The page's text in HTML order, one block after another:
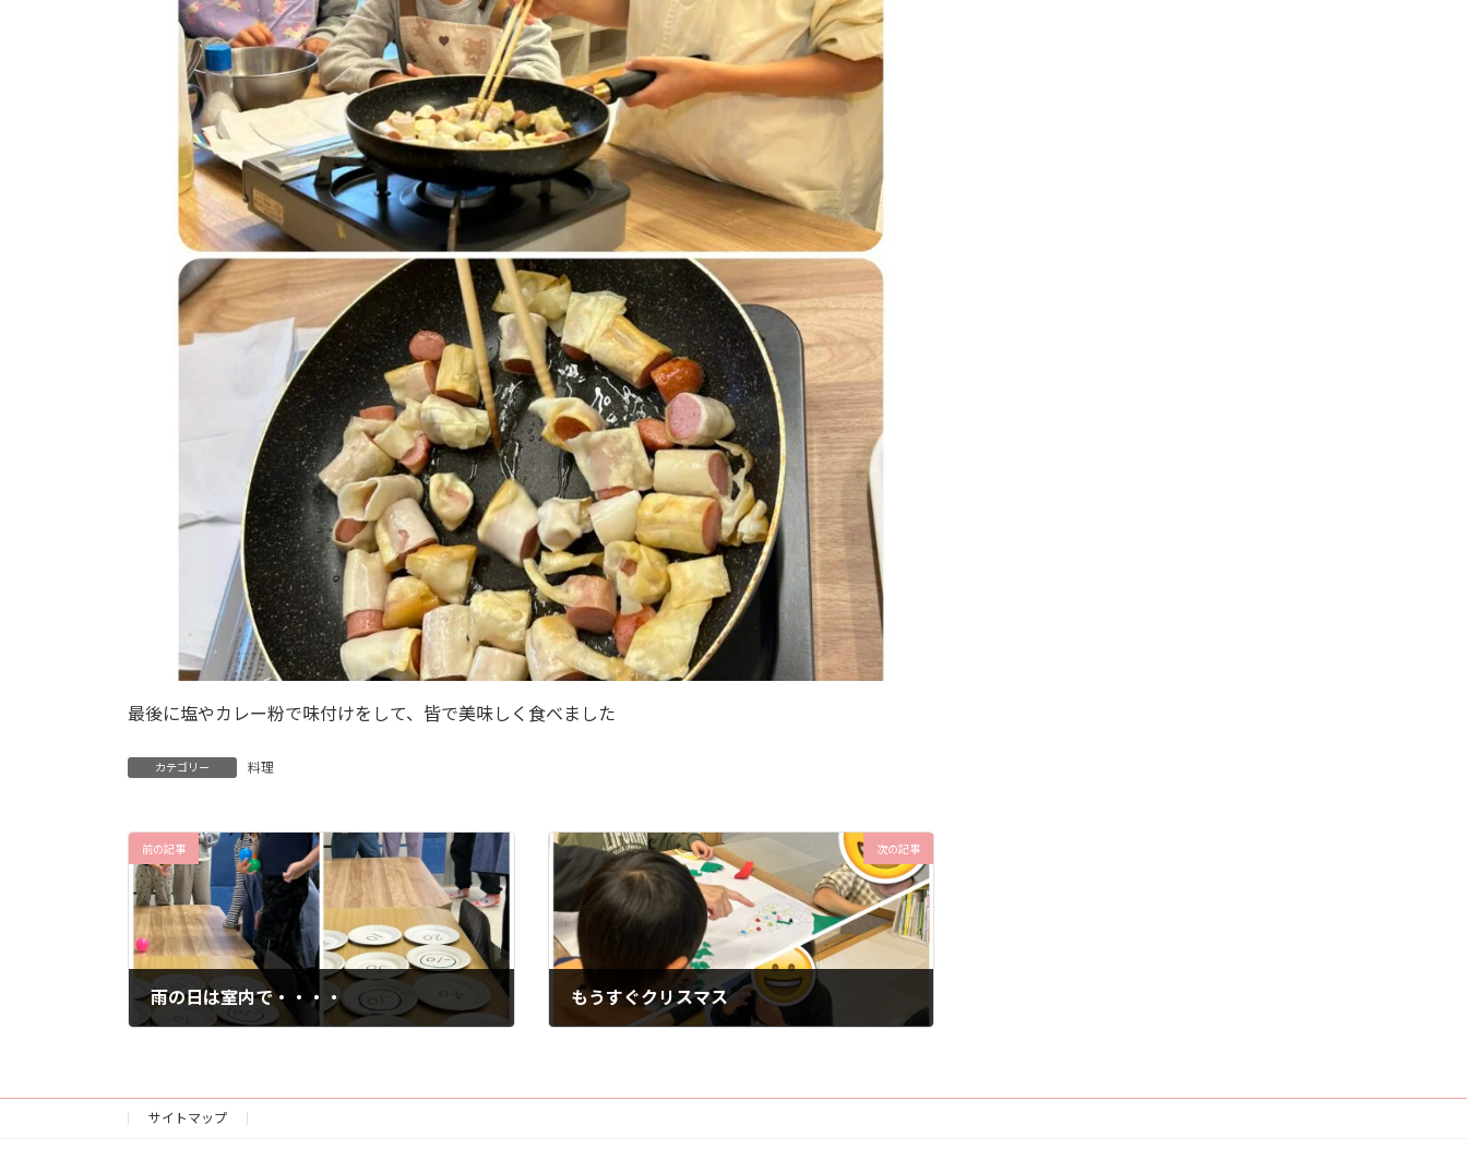
最後に塩やカレー粉で味付けをして、皆で美味しく食べました
カテゴリー 料理
前の記事
雨の日は室内で・・・・
次の記事
もうすぐクリスマス
サイトマップ